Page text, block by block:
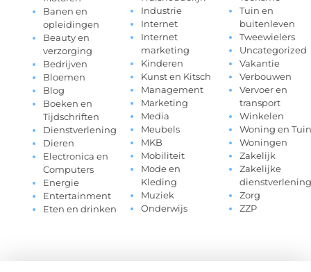
Banen en
opleidingen
Beauty en
verzorging
Bedrijven
Bloemen
Blog
Boeken en
Tijdschriften
Dienstverlening
Dieren
Electronica en
Computers
Energie
Entertainment
Eten en drinken
Industrie
Internet
Internet
marketing
Kinderen
Kunst en Kitsch
Management
Marketing
Media
Meubels
MKB
Mobiliteit
Mode en
Kleding
Muziek
Onderwijs
Tuin en
buitenleven
Tweewielers
Uncategorized
Vakantie
Verbouwen
Vervoer en
transport
Winkelen
Woning en Tuin
Woningen
Zakelijk
Zakelijke
dienstverlening
Zorg
ZZP